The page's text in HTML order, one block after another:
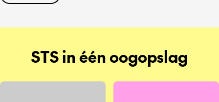
STS in één oogopslag